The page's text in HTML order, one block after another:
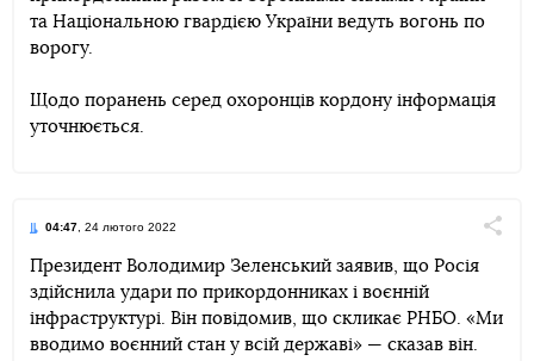
та Національною гвардією України ведуть вогонь по
ворогу.
Щодо поранень серед охоронців кордону інформація
уточнюється.
04:47, 24 лютого 2022
TelegramFacebookTwitter
Президент Володимир Зеленський заявив, що Росія
здійснила удари по прикордонниках і воєнній
інфраструктурі. Він повідомив, що скликає РНБО. «Ми
вводимо воєнний стан у всій державі» — сказав він.